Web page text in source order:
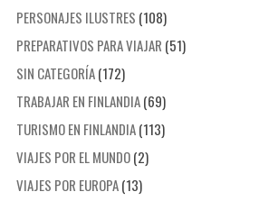
PERSONAJES ILUSTRES (108)
PREPARATIVOS PARA VIAJAR (51)
SIN CATEGORÍA(172)
TRABAJAR EN FINLANDIA(69)
TURISMO EN FINLANDIA(113)
VIAJES POR EL MUNDO(2)
VIAJES POR EUROPA(13)